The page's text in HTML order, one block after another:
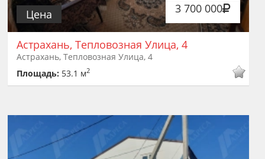
3 700 000
Цена
Астрахань, Тепловозная Улица, 4
Астрахань, Тепловозная Улица, 4
Площадь: 53.1 м2